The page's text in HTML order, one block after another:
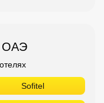
ОАЭ
Sofitel